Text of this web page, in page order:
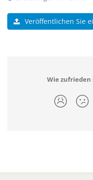
Veröffentlichen Sie
Wie zufrieden